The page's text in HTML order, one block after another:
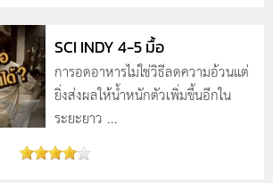
SCI INDY 4-5 มื้อ
การอดอาหารไม่ใช่วิธีลดความอ้วนแต่
ยิ่งส่งผลให้น้ำหนักตัวเพิ่มขึ้นอีกใน
ระยะยาว ...